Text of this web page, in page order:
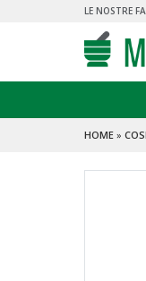
LE NOSTRE
HOME»